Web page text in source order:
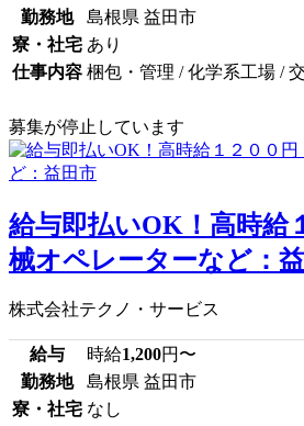
勤務地
島根県 益田市
寮・社宅 あり
仕事内容 梱包・管理 / 化学系工場 /
募集が停止しています
給与即払いOK！高時給
械オペレーターなど：
株式会社テクノ・サービス
給与 時給1,200円〜
勤務地
島根県 益田市
寮・社宅 なし